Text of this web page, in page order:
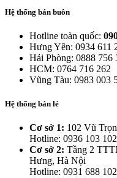
Hệ thống bán buôn
Hotline toàn quốc:
Hưng Yên: 0934 611
Hải Phòng: 0888 756
HCM: 0764 716 262
Vũng Tàu: 0983 003
Hệ thống bán lẻ
Cơ sở 1: 102 Vũ
Hotline: 0936 103 102
Cơ sở 2: Tầng 2
Hưng, Hà Nội
Hotline: 0931 688 102